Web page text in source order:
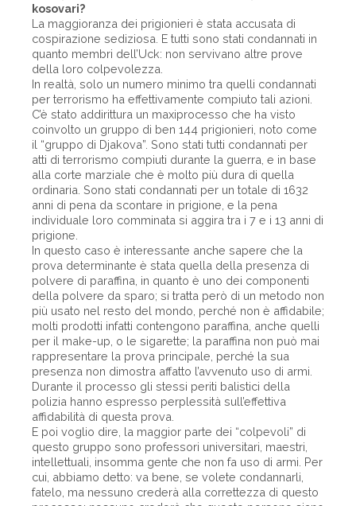
kosovari?
La maggioranza dei prigionieri è stata accusata di
cospirazione sediziosa. E tutti sono stati condannati in
quanto membri dell’Uck: non servivano altre prove
della loro colpevolezza.
In realtà, solo un numero minimo tra quelli condannati
per terrorismo ha effettivamente compiuto tali azioni.
C’è stato addirittura un maxiprocesso che ha visto
coinvolto un gruppo di ben 144 prigionieri, noto come
il “gruppo di Djakova”. Sono stati tutti condannati per
atti di terrorismo compiuti durante la guerra, e in base
alla corte marziale che è molto più dura di quella
ordinaria. Sono stati condannati per un totale di 1632
anni di pena da scontare in prigione, e la pena
individuale loro comminata si aggira tra i 7 e i 13 anni di
prigione.
In questo caso è interessante anche sapere che la
prova determinante è stata quella della presenza di
polvere di paraffina, in quanto è uno dei componenti
della polvere da sparo; si tratta però di un metodo non
più usato nel resto del mondo, perché non è affidabile;
molti prodotti infatti contengono paraffina, anche quelli
per il make-up, o le sigarette; la paraffina non può mai
rappresentare la prova principale, perché la sua
presenza non dimostra affatto l’avvenuto uso di armi.
Durante il processo gli stessi periti balistici della
polizia hanno espresso perplessità sull’effettiva
affidabilità di questa prova.
E poi voglio dire, la maggior parte dei “colpevoli” di
questo gruppo sono professori universitari, maestri,
intellettuali, insomma gente che non fa uso di armi. Per
cui, abbiamo detto: va bene, se volete condannarli,
fatelo, ma nessuno crederà alla correttezza di questo